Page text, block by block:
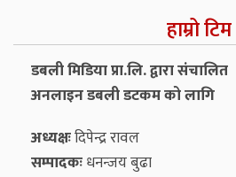
हाम्रो टिम
डबली मिडिया प्रा.लि. द्वारा संचालित
अनलाइन डबली डटकम को लागि
अध्यक्षःदिपेन्द्र रावल
सम्पादकःधनन्‍जय बुढा